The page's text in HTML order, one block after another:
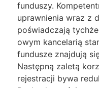
funduszy.
uprawnienia wraz z
poświadczają
owym kancelarią
fundusze znajdują
Następną zaletą
rejestracji bywa